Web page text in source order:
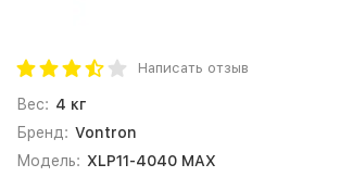
Написать отзыв
Вес: 4 кг
Бренд: Vontron
Модель: XLP11-4040 MAX